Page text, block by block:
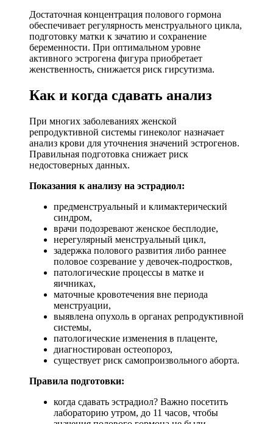
Достаточная концентрация полового гормона
обеспечивает регулярность менструального цикла,
подготовку матки к зачатию и сохранение
беременности. При оптимальном уровне
активного эстрогена фигура приобретает
женственность, снижается риск гирсутизма.
Как и когда сдавать анализ
При многих заболеваниях женской
репродуктивной системы гинеколог назначает
анализ крови для уточнения значений эстрогенов.
Правильная подготовка снижает риск
недостоверных данных.
Показания к анализу на эстрадиол:
предменструальный и климактерический
синдром,
врачи подозревают женское бесплодие,
нерегулярный менструальный цикл,
задержка полового развития либо раннее
половое созревание у девочек-подростков,
патологические процессы в матке и
яичниках,
маточные кровотечения вне периода
менструации,
выявлена опухоль в органах репродуктивной
системы,
патологические изменения в плаценте,
диагностирован остеопороз,
существует риск самопроизвольного аборта.
Правила подготовки:
когда сдавать эстрадиол? Важно посетить
лабораторию утром, до 11 часов, чтобы